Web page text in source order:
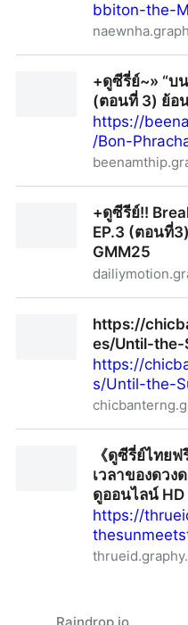
bbiton-the-
ย้อนหลังเต็มเรื่องออนไล
+ดูซีรี่ย์~» “บ
(ตอนที่ 3) ย้อน
https://
/Bon-
หลังเต็มเรื่อง HD ฟรี!
+ดูซีรีย์!!
EP.3 (ตอนที่
GMM25
ที่3) ดูย้อนหลังเต็มเรื่อง ท
https://
es/Until-
https://
s/Until-the-
Sun-Meets-the-Star-
《ดูซีรี่ย์ไทย
เวลาของดวง
ดูออนไลน์ HD
https://